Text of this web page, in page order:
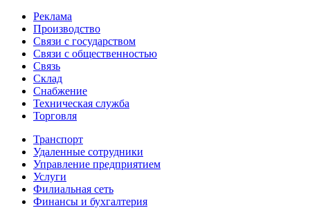
Реклама
Производство
Связи с государством
Связи с общественностью
Связь
Склад
Снабжение
Техническая служба
Торговля
Транспорт
Удаленные сотрудники
Управление предприятием
Услуги
Филиальная сеть
Финансы и бухгалтерия